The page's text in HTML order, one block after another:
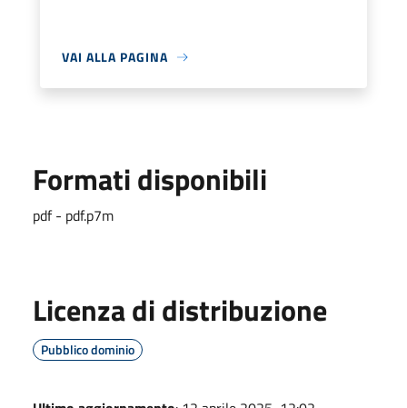
VAI ALLA PAGINA
Formati disponibili
pdf - pdf.p7m
Licenza di distribuzione
Pubblico dominio